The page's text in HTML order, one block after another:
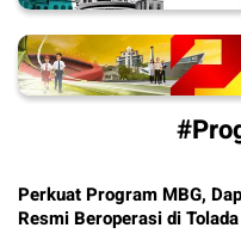
Perkuat Program MBG,
Resmi Beroperasi di